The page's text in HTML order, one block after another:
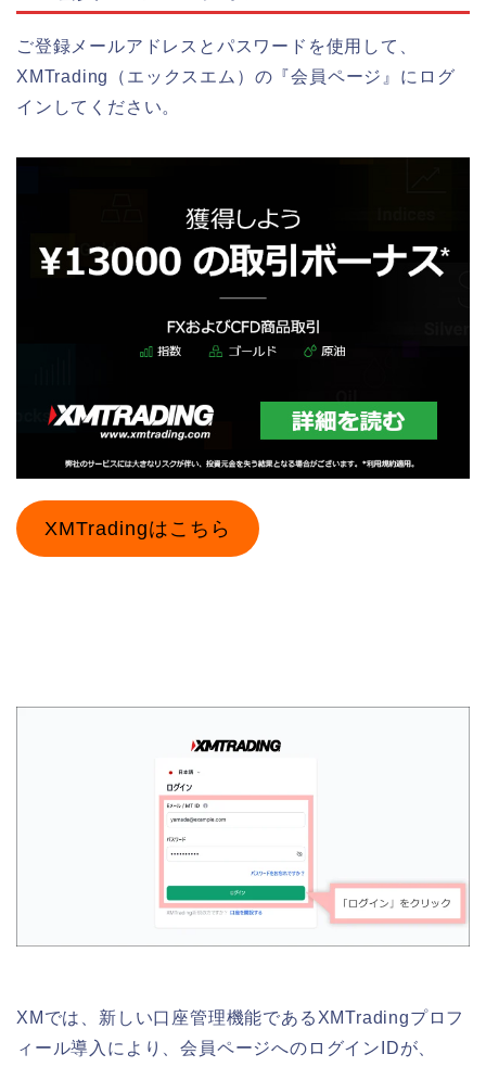
ご登録メールアドレス と パスワード を使用して、
XMTrading（エックスエム）の『会員ページ』にログ
インしてください。
XMTradingはこちら
XMでは、新しい口座管理機能であるXMTradingプロフ
ィール導入により、会員ページへのログインIDが、